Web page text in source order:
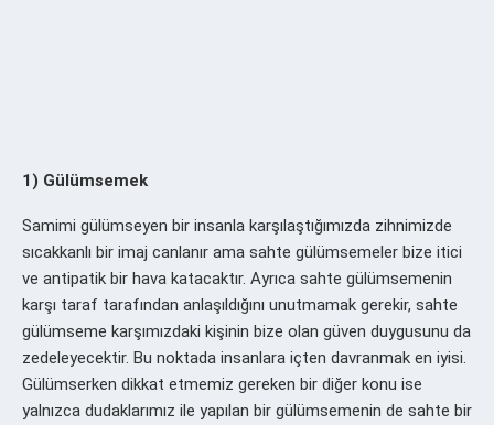
1) Gülümsemek
Samimi gülümseyen bir insanla karşılaştığımızda zihnimizde
sıcakkanlı bir imaj canlanır ama sahte gülümsemeler bize itici
ve antipatik bir hava katacaktır. Ayrıca sahte gülümsemenin
karşı taraf tarafından anlaşıldığını unutmamak gerekir, sahte
gülümseme karşımızdaki kişinin bize olan güven duygusunu da
zedeleyecektir. Bu noktada insanlara içten davranmak en iyisi.
Gülümserken dikkat etmemiz gereken bir diğer konu ise
yalnızca dudaklarımız ile yapılan bir gülümsemenin de sahte bir